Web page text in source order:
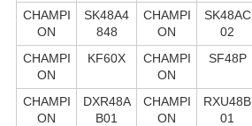
CHAMPI
ON
SK48A4
848
CHAMPI
ON
SK48AC
02
CHAMPI
ON
KF60X
CHAMPI
ON
SF48P
CHAMPI
ON
DXR48A
B01
CHAMPI
ON
RXU48B
01